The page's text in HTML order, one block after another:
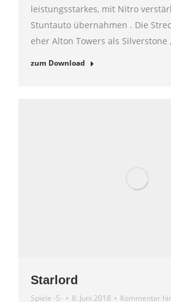
leistungsstarkes, mit Nitro
Stuntauto übernahmen . Die
eher Alton Towers als
zum Download
Starlord
Spiele -S- 8. Juni 2018 Kommentar